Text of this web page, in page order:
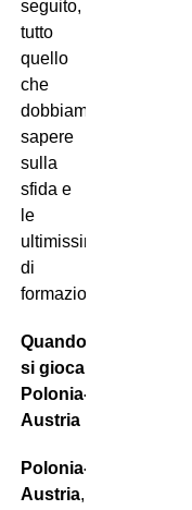
seguito,
tutto
quello
che
dobbiamo
sapere
sulla
sfida e
le
ultimissime
di
formazione.
Quando
si gioca
Polonia-
Austria
Polonia-
Austria,